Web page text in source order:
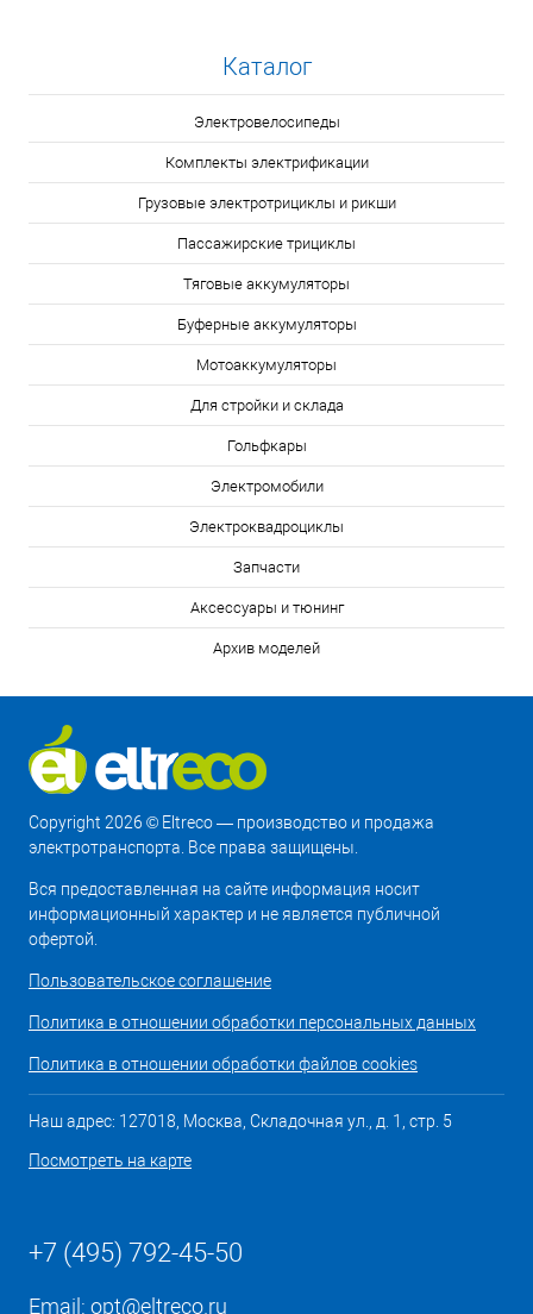
Каталог
Электровелосипеды
Комплекты электрификации
Грузовые электротрициклы и рикши
Пассажирские трициклы
Тяговые аккумуляторы
Буферные аккумуляторы
Мотоаккумуляторы
Для стройки и склада
Гольфкары
Электромобили
Электроквадроциклы
Запчасти
Аксессуары и тюнинг
Архив моделей
Copyright 2026 © Eltreco — производство и продажа
электротранспорта. Все права защищены.
Вся предоставленная на сайте информация носит
информационный характер и не является публичной
офертой.
Пользовательское соглашение
Политика в отношении обработки персональных данных
Политика в отношении обработки файлов cookies
Наш адрес: 127018, Москва, Складочная ул., д. 1, стр. 5
Посмотреть на карте
+7 (495) 792-45-50
Email: opt@eltreco.ru